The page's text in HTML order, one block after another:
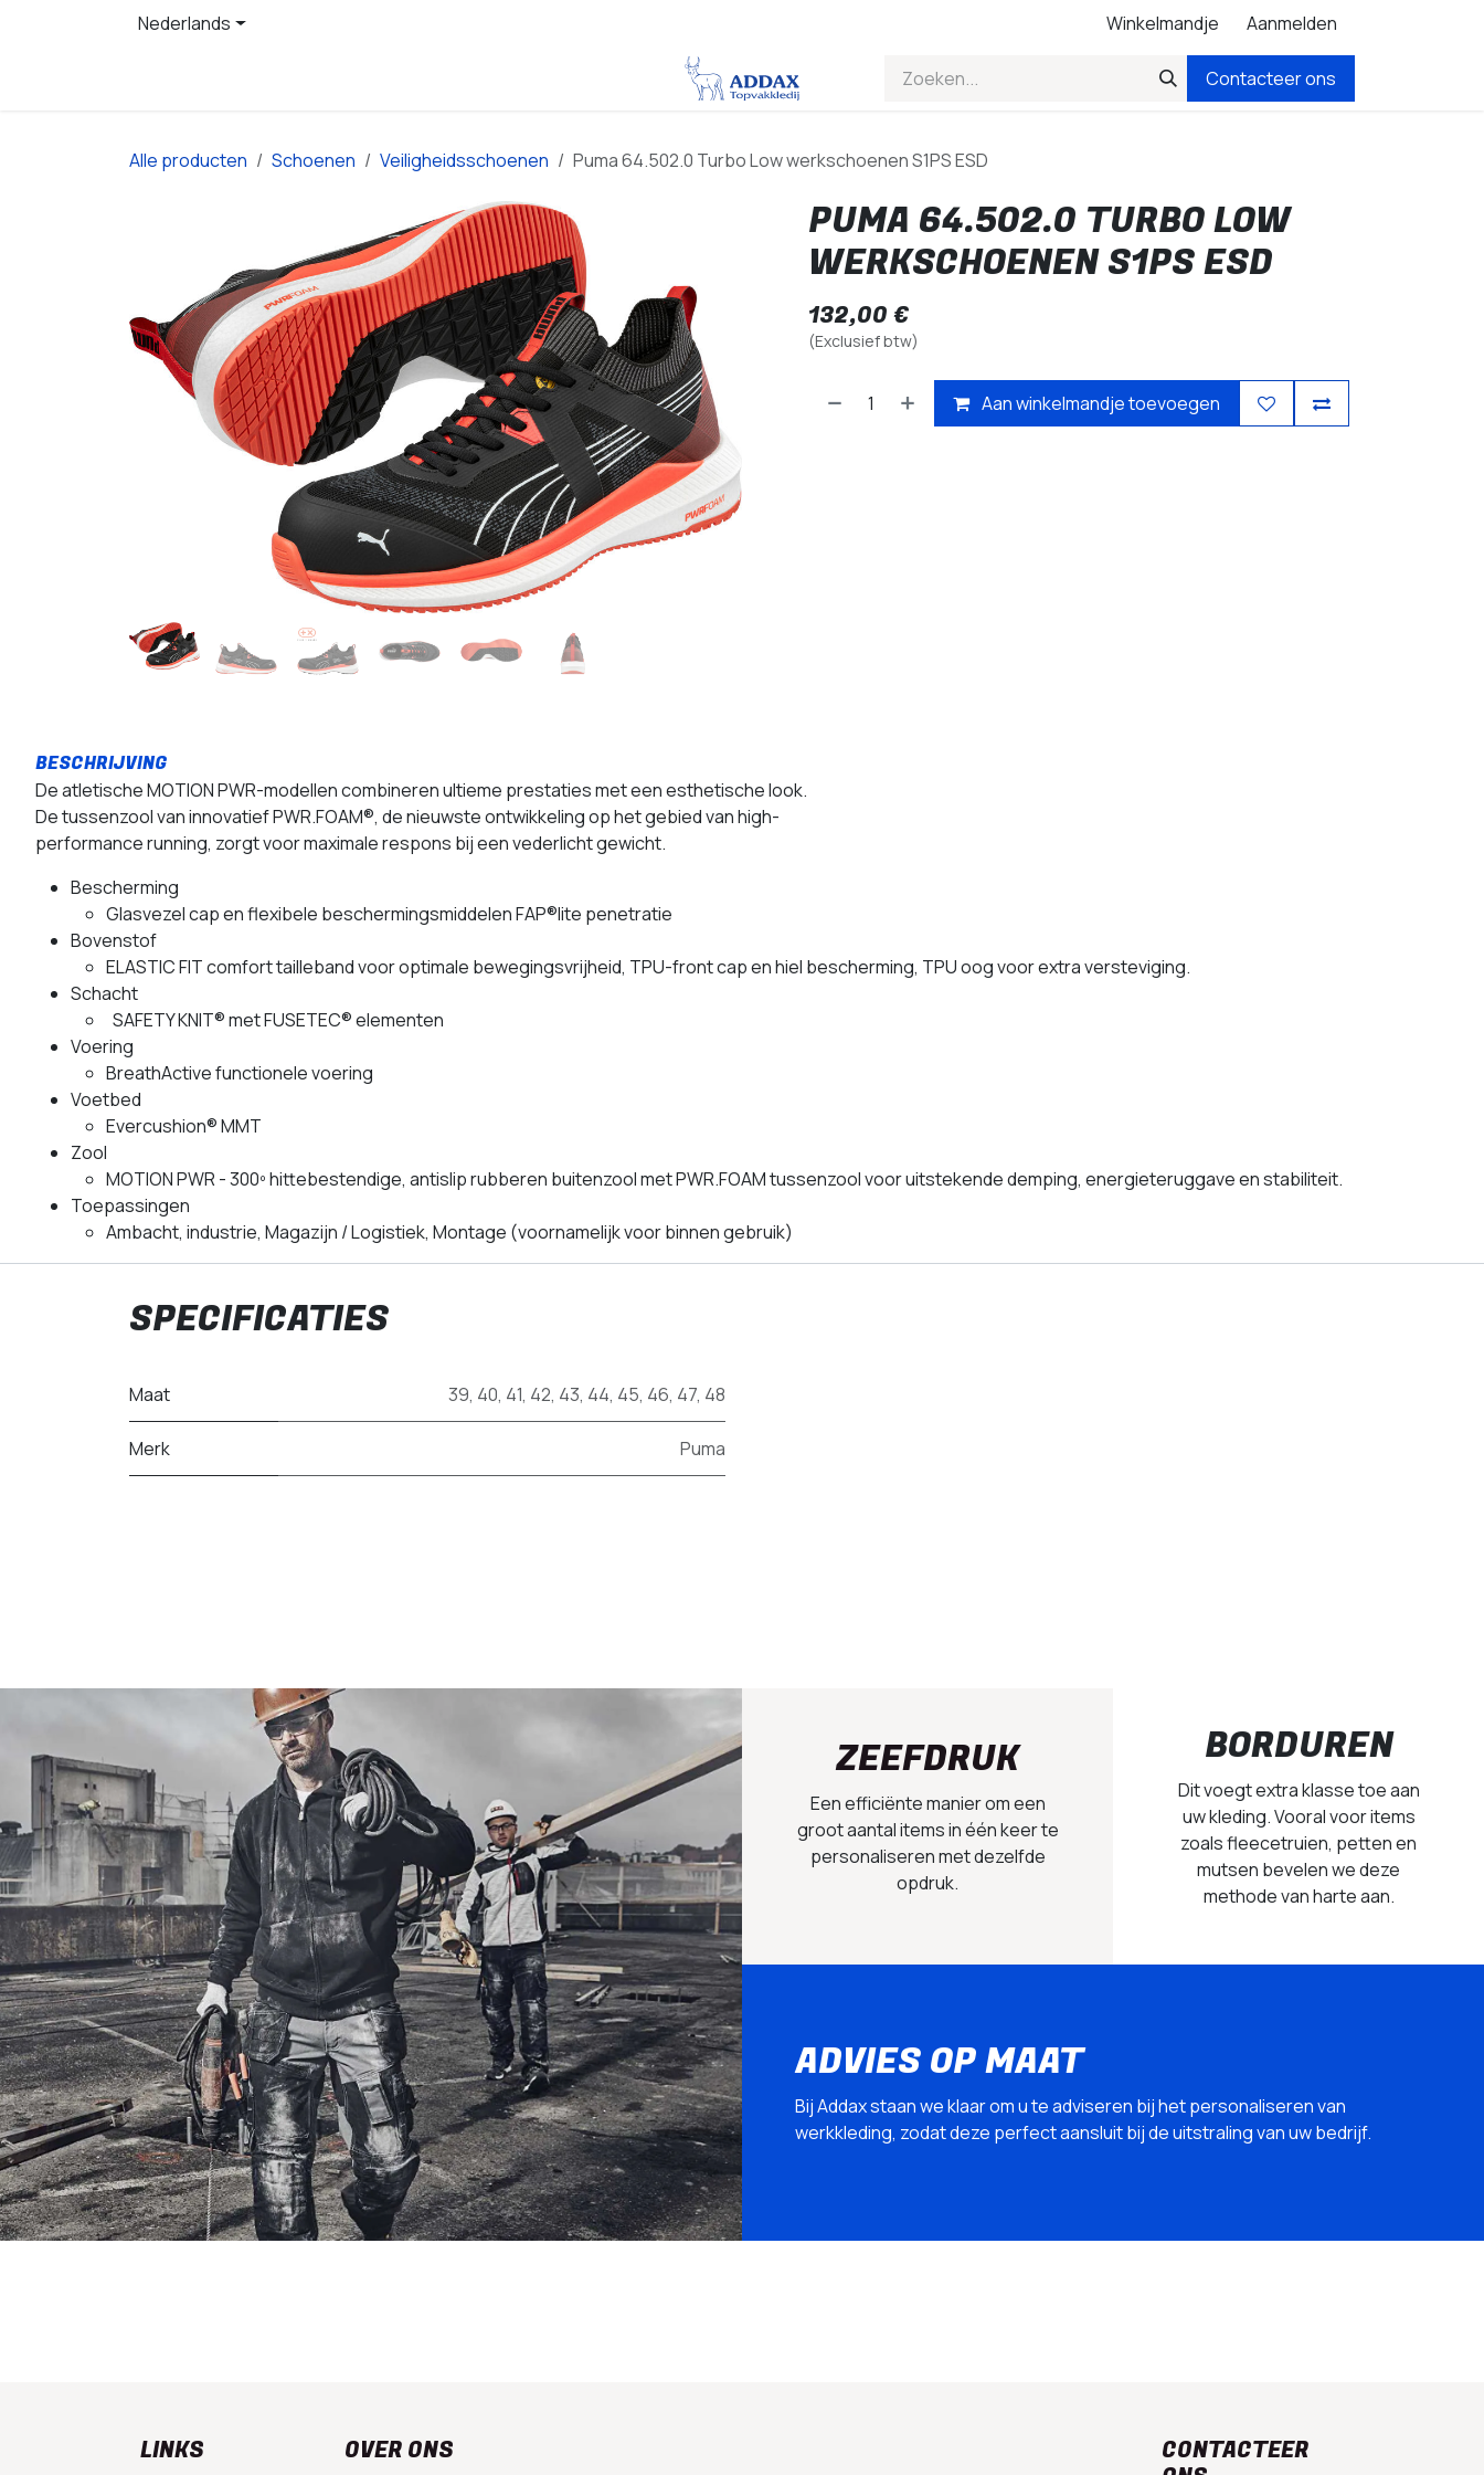
Overslaan naar inhoudNederlands Winkelmandje Aanmelden
Contacteer ons
Alle producten Schoenen Veiligheidsschoenen Puma 64.502.0 Turbo Low werkschoenen S1PS ESD
PUMA 64.502.0 TURBO LOW
WERKSCHOENEN S1PS ESD
132,00 €
(Exclusief btw)
Aan winkelmandje toevoegen
De atletische MOTION PWR-modellen combineren ultieme prestaties met een esthetische look.
De tussenzool van innovatief PWR.FOAM®, de nieuwste ontwikkeling op het gebied van high-
performance running, zorgt voor maximale respons bij een vederlicht gewicht.
Bescherming
Glasvezel cap en flexibele beschermingsmiddelen FAP®lite penetratie
Bovenstof
ELASTIC FIT comfort tailleband voor optimale bewegingsvrijheid, TPU-front cap en hiel bescherming, TPU oog voor extra versteviging.
Schacht
SAFETY KNIT® met FUSETEC® elementen
Voering
BreathActive functionele voering
Voetbed
Evercushion® MMT
Zool
MOTION PWR - 300º hittebestendige, antislip rubberen buitenzool met PWR.FOAM tussenzool voor uitstekende demping, energieteruggave en stabiliteit.
Toepassingen
Ambacht, industrie, Magazijn / Logistiek, Montage (voornamelijk voor binnen gebruik)
SPECIFICATIES
Maat 39, 40, 41, 42, 43, 44, 45, 46, 47, 48
Merk Puma
ZEEFDRUK
Een efficiënte manier om een
groot aantal items in één keer te
personaliseren met dezelfde
opdruk.
BORDUREN
Dit voegt extra klasse toe aan
uw kleding. Vooral voor items
zoals fleecetruien, petten en
mutsen bevelen we deze
methode van harte aan.
ADVIES OP MAAT
Bij Addax staan we klaar om u te adviseren bij het personaliseren van
werkkleding, zodat deze perfect aansluit bij de uitstraling van uw bedrijf.
LINKS OVER ONS
CONTACTEER